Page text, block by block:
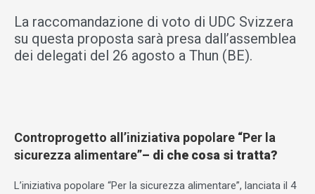
La raccomandazione di voto di UDC Svizzera
su questa proposta sarà presa dall’assemblea
dei delegati del 26 agosto a Thun (BE).
Controprogetto all’iniziativa popolare “Per la
sicurezza alimentare”– di che cosa si tratta?
L’iniziativa popolare “Per la sicurezza alimentare”, lanciata il 4